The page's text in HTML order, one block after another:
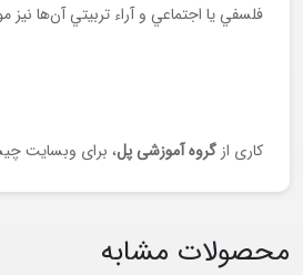
فلسفي يا اجتماعي و آراء تربيتي آن‌ها نيز
کاری از گروه آموزشی پل، برای وبسایت
محصولات مشابه